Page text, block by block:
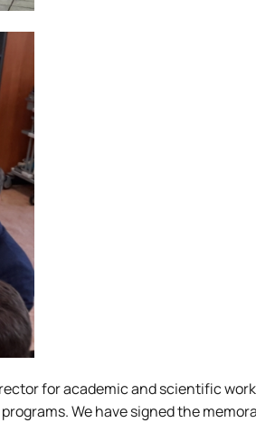
for academic and scientific work
We have signed the